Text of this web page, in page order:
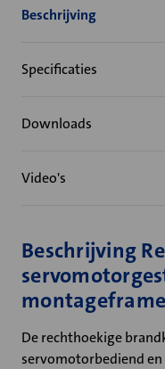
Beschrijving
Specificaties
Downloads
Video's
Beschrijving
montageframe
De rechthoekige
servomotorbediend